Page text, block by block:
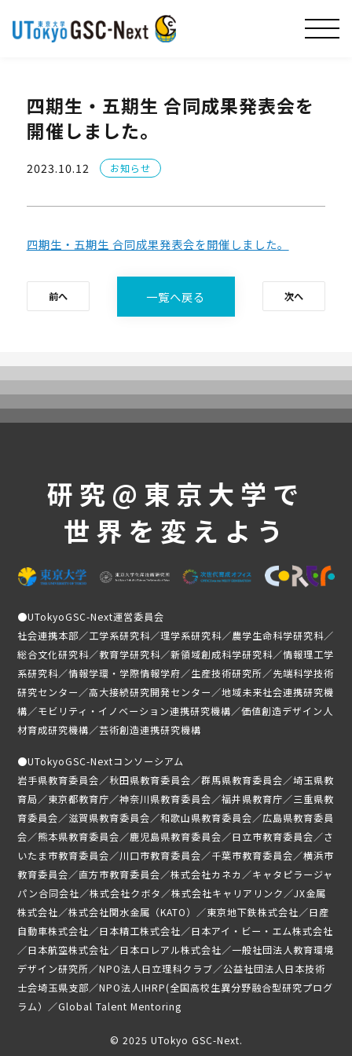
体験コース
よくあるご質問
これまでの活動・成果
講義映像
実績と成果
受講生の声
メンバー紹介
ニュース
募集要項
受講生専用ページ
四期生・五期生 合同成果発表会を
開催しました。
2023.10.12 お知らせ
四期生・五期生 合同成果発表会を開催しました。
前へ 一覧へ戻る 次へ
研究@東京大学で
世界を変えよう
●UTokyoGSC-Next運営委員会
社会連携本部／工学系研究科／理学系研究科／農学生命科学研究科／
総合文化研究科／教育学研究科／新領域創成科学研究科／情報理工学
系研究科／情報学環・学際情報学府／生産技術研究所／先端科学技術
研究センター／高大接続研究開発センター／地域未来社会連携研究機
構／モビリティ・イノベーション連携研究機構／価値創造デザイン人
材育成研究機構／芸術創造連携研究機構
●UTokyoGSC-Nextコンソーシアム
岩手県教育委員会／秋田県教育委員会／群馬県教育委員会／埼玉県教
育局／東京都教育庁／神奈川県教育委員会／福井県教育庁／三重県教
育委員会／滋賀県教育委員会／和歌山県教育委員会／広島県教育委員
会／熊本県教育委員会／鹿児島県教育委員会／日立市教育委員会／さ
いたま市教育委員会／川口市教育委員会／千葉市教育委員会／横浜市
教育委員会／直方市教育委員会／株式会社カネカ／キャタピラージャ
パン合同会社／株式会社クボタ／株式会社キャリアリンク／JX金属
株式会社／株式会社関水金属（KATO）／東京地下鉄株式会社／日産
自動車株式会社／日本精工株式会社／日本アイ・ビー・エム株式会社
／日本航空株式会社／日本ロレアル株式会社／一般社団法人教育環境
デザイン研究所／NPO法人日立理科クラブ／公益社団法人日本技術
士会埼玉県支部／NPO法人IHRP(全国高校生異分野融合型研究プログ
ラム）／Global Talent Mentoring
© 2025 UTokyo GSC-Next.